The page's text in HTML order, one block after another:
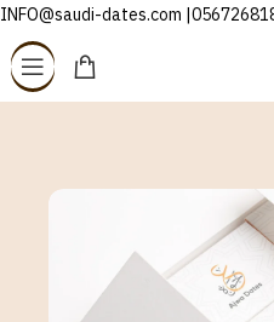
0567268186| INFO@saudi-